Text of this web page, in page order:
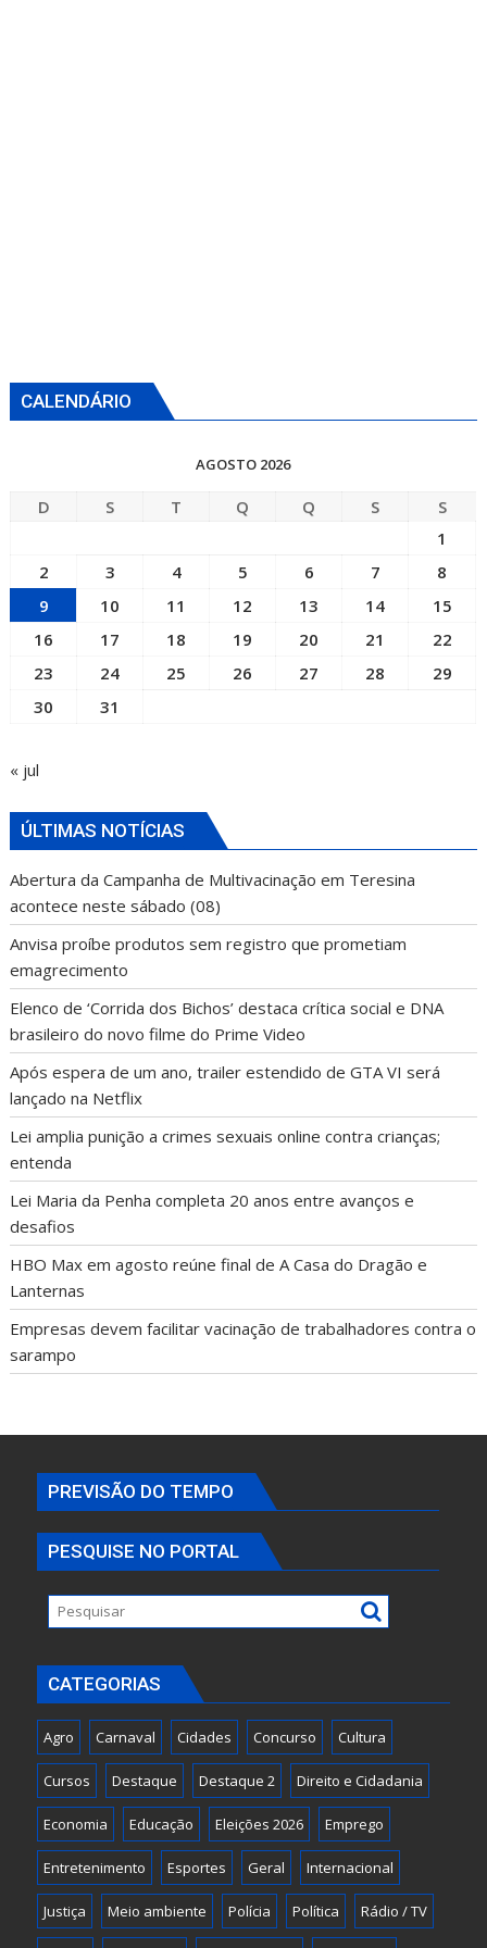
CALENDÁRIO
AGOSTO 2026
D S T Q Q S
S
1
2
3 4 5 6 7
8
9
10 11 12 13 14
15
16
17 18 19 20 21
22
23
24 25 26 27 28
29
30
31
« jul
ÚLTIMAS NOTÍCIAS
Abertura da Campanha de Multivacinação em Teresina
acontece neste sábado (08)
Anvisa proíbe produtos sem registro que prometiam
emagrecimento
Elenco de ‘Corrida dos Bichos’ destaca crítica social e DNA
brasileiro do novo filme do Prime Video
Após espera de um ano, trailer estendido de GTA VI será
lançado na Netflix
Lei amplia punição a crimes sexuais online contra crianças;
entenda
Lei Maria da Penha completa 20 anos entre avanços e
desafios
HBO Max em agosto reúne final de A Casa do Dragão e
Lanternas
Empresas devem facilitar vacinação de trabalhadores contra o
sarampo
PREVISÃO DO TEMPO
PESQUISE NO PORTAL
CATEGORIAS
Agro Carnaval Cidades Concurso Cultura
Cursos Destaque Destaque 2 Direito e Cidadania
Economia Educação Eleições 2026 Emprego
Entretenimento Esportes Geral Internacional
Justiça Meio ambiente Polícia Política Rádio / TV